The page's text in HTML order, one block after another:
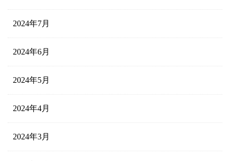
2024年7月
2024年6月
2024年5月
2024年4月
2024年3月